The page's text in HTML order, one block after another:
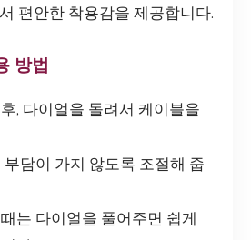
편안한 착용감을 제공합니다.
방법
, 다이얼을 돌려서 케이블을
담이 가지 않도록 조절해 줍
는 다이얼을 풀어주면 쉽게